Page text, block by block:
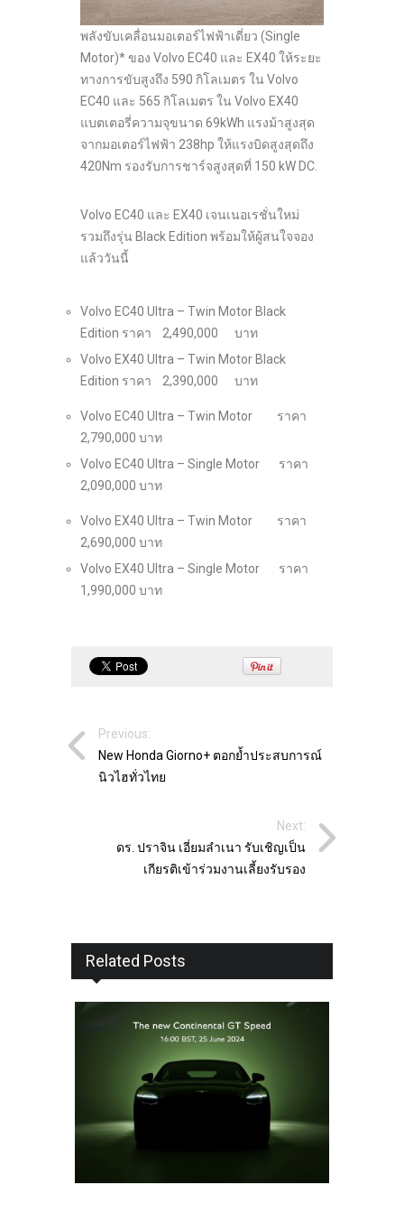
พลังขับเคลื่อนมอเตอร์ไฟฟ้าเดี่ยว (Single
Motor)* ของ Volvo EC40 และ EX40 ให้ระยะ
ทางการขับสูงถึง 590 กิโลเมตร ใน Volvo
EC40 และ 565 กิโลเมตร ใน Volvo EX40
แบตเตอรี่ความจุขนาด 69kWh แรงม้าสูงสุด
จากมอเตอร์ไฟฟ้า 238hp ให้แรงบิดสูงสุดถึง
420Nm รองรับการชาร์จสูงสุดที่ 150 kW DC.
Volvo EC40 และ EX40 เจนเนอเรชั่นใหม่
รวมถึงรุ่น Black Edition พร้อมให้ผู้สนใจจอง
แล้ววันนี้
Volvo EC40 Ultra – Twin Motor Black
Edition ราคา 2,490,000 บาท
Volvo EX40 Ultra – Twin Motor Black
Edition ราคา 2,390,000 บาท
Volvo EC40 Ultra – Twin Motor ราคา
2,790,000 บาท
Volvo EC40 Ultra – Single Motor ราคา
2,090,000 บาท
Volvo EX40 Ultra – Twin Motor ราคา
2,690,000 บาท
Volvo EX40 Ultra – Single Motor ราคา
1,990,000 บาท
Previous:
New Honda Giorno+ ตอกย้ำประสบการณ์
นิวไฮทั่วไทย
Next:
ดร. ปราจิน เอี่ยมลำเนา รับเชิญเป็น
เกียรติเข้าร่วมงานเลี้ยงรับรอง
Related Posts